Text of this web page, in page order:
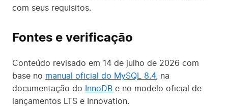
com seus requisitos.
Fontes e verificação
Conteúdo revisado em 14 de julho de 2026 com
base no manual oficial do MySQL 8.4, na
documentação do
InnoDB e no modelo oficial de
lançamentos LTS e Innovation.